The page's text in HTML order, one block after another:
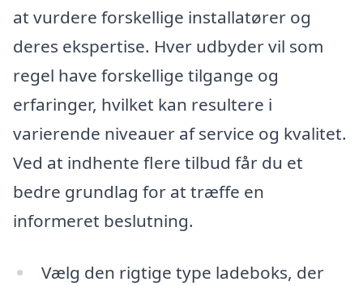
at vurdere forskellige installatører og
deres ekspertise. Hver udbyder vil som
regel have forskellige tilgange og
erfaringer, hvilket kan resultere i
varierende niveauer af service og kvalitet.
Ved at indhente flere tilbud får du et
bedre grundlag for at træffe en
informeret beslutning.
Vælg den rigtige type ladeboks, der